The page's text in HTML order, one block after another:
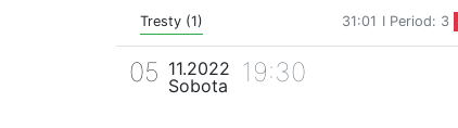
Tresty (1) 31:01 I Period: 3
05 11.2022
Sobota
19:30